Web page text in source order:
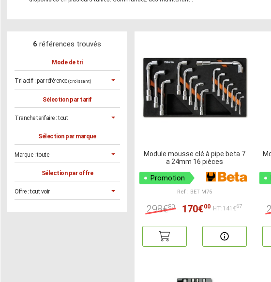
6 références trouvés
Mode de tri
Tri actif : par référence (croissant)
Sélection par tarif
Tranche tarifaire :tout
Sélection par marque
Marque :toute
Sélection par offre
Offre :tout voir
Module mousse clé à pipe beta 7
a 24mm 16 pièces
Promotion
Ref : BET M75
298€80 170€00 HT:141€67